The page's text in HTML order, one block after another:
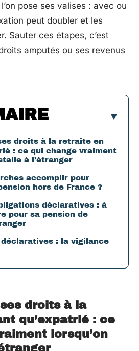
pose ses valises : avec ou
peut doubler et les
Sauter ces étapes, c’est
amputés ou ses revenus
droits à la retraite en
: ce qui change vraiment
à l’étranger
accomplir pour
hors de France ?
déclaratives : à
pour sa pension de
: la vigilance
droits à la
qu’expatrié : ce
lorsqu’on